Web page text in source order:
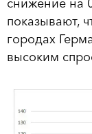
снижение на
показывают,
городах
высоким